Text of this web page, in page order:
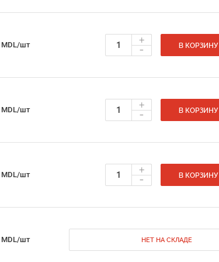
MDL/шт +
- В КОРЗИНУ
MDL/шт +
- В КОРЗИНУ
MDL/шт +
- В КОРЗИНУ
MDL/шт НЕТ НА СКЛАДЕ